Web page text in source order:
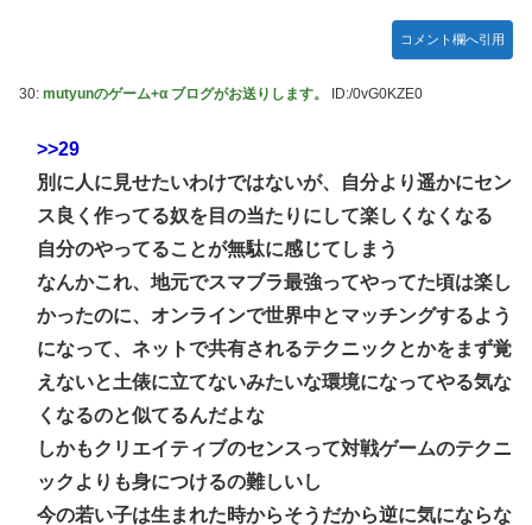
コメント欄へ引用
30: mutyunのゲーム+α ブログがお送りします。 ID:/0vG0KZE0
>>29
別に人に見せたいわけではないが、自分より遥かにセン
ス良く作ってる奴を目の当たりにして楽しくなくなる
自分のやってることが無駄に感じてしまう
なんかこれ、地元でスマブラ最強ってやってた頃は楽し
かったのに、オンラインで世界中とマッチングするよう
になって、ネットで共有されるテクニックとかをまず覚
えないと土俵に立てないみたいな環境になってやる気な
くなるのと似てるんだよな
しかもクリエイティブのセンスって対戦ゲームのテクニ
ックよりも身につけるの難しいし
今の若い子は生まれた時からそうだから逆に気にならな